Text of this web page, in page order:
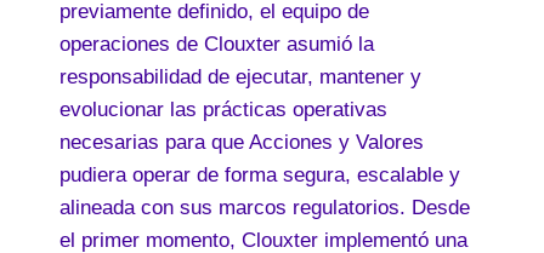
previamente definido, el equipo de
operaciones de Clouxter asumió la
responsabilidad de ejecutar, mantener y
evolucionar las prácticas operativas
necesarias para que Acciones y Valores
pudiera operar de forma segura, escalable y
alineada con sus marcos regulatorios. Desde
el primer momento, Clouxter implementó una